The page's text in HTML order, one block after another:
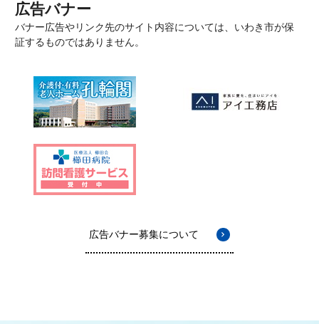
広告バナー
バナー広告やリンク先のサイト内容については、いわき市が保
証するものではありません。
広告バナー募集について